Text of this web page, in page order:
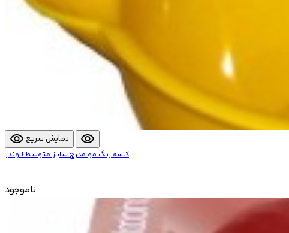
visibility نمایش سریع visibility
کاسه رنگ مو مدرج سایز متوسط لاوندر
ناموجود